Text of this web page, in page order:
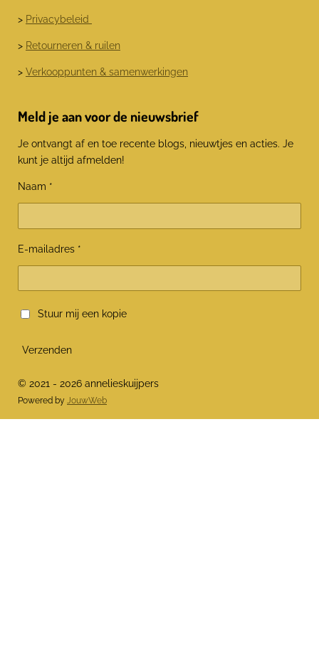
> Privacybeleid
> Retourneren & ruilen
> Verkooppunten & samenwerkingen
Meld je aan voor de nieuwsbrief
Je ontvangt af en toe recente blogs, nieuwtjes en acties. Je
kunt je altijd afmelden!
Naam *
E-mailadres *
Stuur mij een kopie
Verzenden
© 2021 - 2026 annelieskuijpers
Powered by JouwWeb